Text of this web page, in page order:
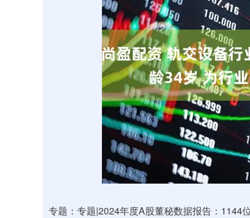
专题：专题|2024年度A股董秘数据报告：1144
深证成指 14386.02